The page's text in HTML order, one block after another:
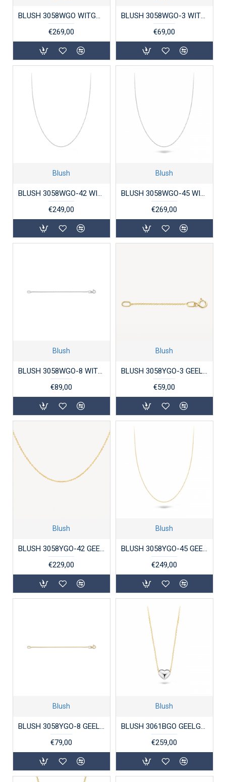
BLUSH 3058WGO WITGOUDEN ANKERCOLLIER 45CM
€269,00
BLUSH 3058WGO-3 WITGOUDEN VERLENGCOLLIER 0.6MM
€69,00
Blush
BLUSH 3058WGO-42 WITGOUDEN ANKERCOLLIER 42CM.
€249,00
Blush
BLUSH 3058WGO-45 WITGOUDEN ANKERCOLLIER 45 CM.
€269,00
Blush
BLUSH 3058WGO-8 WITGOUDEN VERLENGCOLLIER ANKERSCHAKEL 0.8MM
€89,00
Blush
BLUSH 3058YGO-3 GEELGOUDEN VERLENGCOLLIER 0.6MM
€59,00
Blush
BLUSH 3058YGO-42 GEELGOUDEN ANKERCOLLIER 0.6MM
€229,00
Blush
BLUSH 3058YGO-45 GEELGOUDEN ANKERCOLLIER 45 CM.
€249,00
Blush
BLUSH 3058YGO-8 GEELGOUDEN VERLENGCOLLIER 0.6MM
€79,00
Blush
BLUSH 3061BGO GEELGOUDEN COLLIER MET WIGOUDEN HANGER HART
€259,00